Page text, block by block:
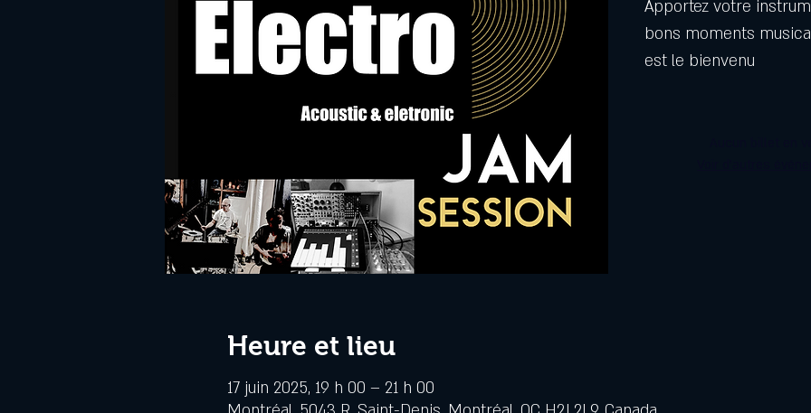
Apportez votre
bons moments
est le bienvenu
Heure et lieu
17 juin 2025, 19 h 00 – 21 h 00